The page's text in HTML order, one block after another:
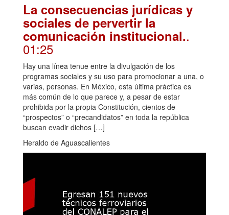
La consecuencias jurídicas y
sociales de pervertir la
comunicación institucional..
01:25
Hay una línea tenue entre la divulgación de los
programas sociales y su uso para promocionar a una, o
varias, personas. En México, esta última práctica es
más común de lo que parece y, a pesar de estar
prohibida por la propia Constitución, cientos de
“prospectos” o “precandidatos” en toda la república
buscan evadir dichos […]
Heraldo de Aguascalientes